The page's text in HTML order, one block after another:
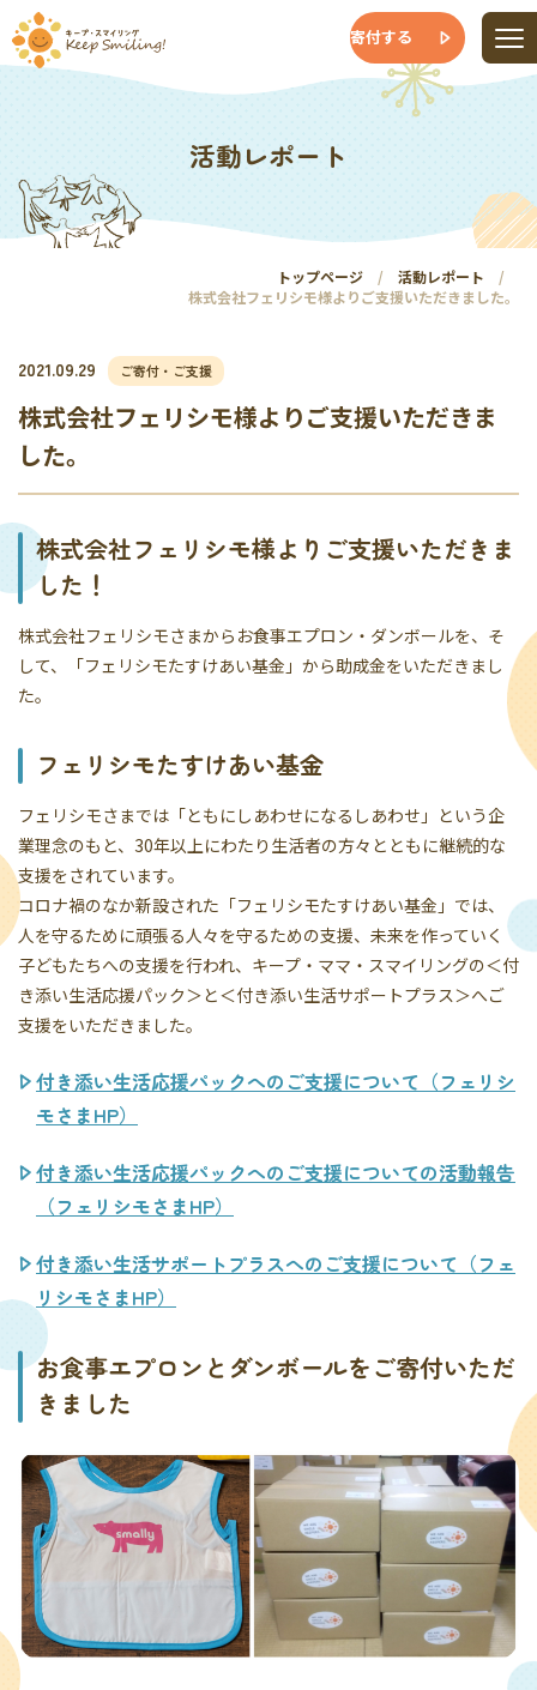
寄付する
活動レポート
トップページ
活動レポート
株式会社フェリシモ様よりご支援いただきました。
2021.09.29 ご寄付・ご支援
株式会社フェリシモ様よりご支援いただきま
した。
株式会社フェリシモ様よりご支援いただきま
した！
株式会社フェリシモさまからお食事エプロン・ダンボールを、そ
して、「フェリシモたすけあい基金」から助成金をいただきまし
た。
フェリシモたすけあい基金
フェリシモさまでは「ともにしあわせになるしあわせ」という企
業理念のもと、30年以上にわたり生活者の方々とともに継続的な
支援をされています。
コロナ禍のなか新設された「フェリシモたすけあい基金」では、
人を守るために頑張る人々を守るための支援、未来を作っていく
子どもたちへの支援を行われ、キープ・ママ・スマイリングの＜付
き添い生活応援パック＞と＜付き添い生活サポートプラス＞へご
支援をいただきました。
付き添い生活応援パックへのご支援について（フェリシ
モさまHP）
付き添い生活応援パックへのご支援についての活動報告
（フェリシモさまHP）
付き添い生活サポートプラスへのご支援について（フェ
リシモさまHP）
お食事エプロンとダンボールをご寄付いただ
きました